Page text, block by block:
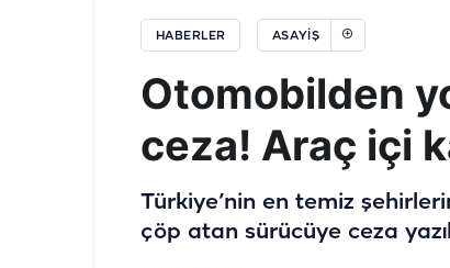
HABERLER ASAYIŞ
Otomobilden
ceza! Araç içi
Türkiye’nin en temiz
çöp atan sürücüye ceza